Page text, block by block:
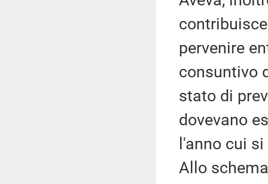
pervenire
consuntivo
stato di
dovevano
l'anno cui
Allo